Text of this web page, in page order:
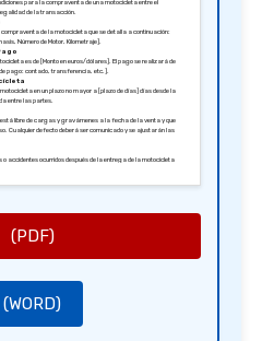
para la compraventa de una motocicleta entre el
de la transacción.
compraventa de la motocicleta que se detalla a continuación:
Número de Motor, Kilometraje].
es de [Monto en euros/dólares]. El pago se realizará de
pago: contado, transferencia, etc.].
en un plazo no mayor a [plazo de días] días desde la
entre las partes.
libre de cargas y gravámenes a la fecha de la venta y que
Cualquier defecto deberá ser comunicado y se ajustarán las
o accidentes ocurridos después de la entrega de la motocicleta
(PDF)
(WORD)